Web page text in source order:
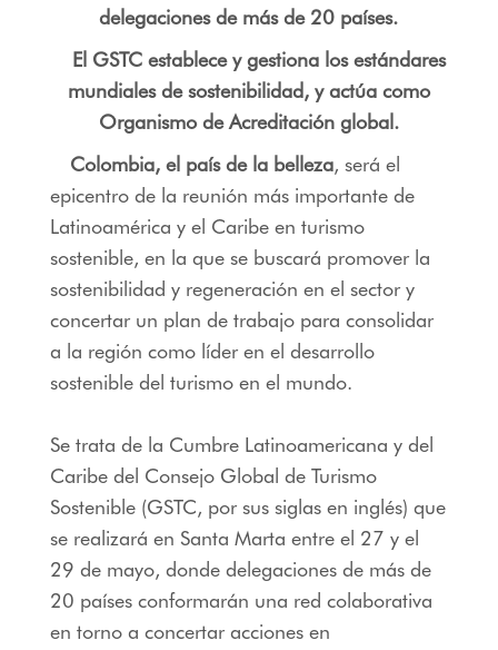
delegaciones de más de 20 países.
El GSTC establece y gestiona los estándares
mundiales de sostenibilidad, y actúa como
Organismo de Acreditación global.
Colombia, el país de la belleza, será el
epicentro de la reunión más importante de
Latinoamérica y el Caribe en turismo
sostenible, en la que se buscará promover la
sostenibilidad y regeneración en el sector y
concertar un plan de trabajo para consolidar
a la región como líder en el desarrollo
sostenible del turismo en el mundo.
Se trata de la Cumbre Latinoamericana y del
Caribe del Consejo Global de Turismo
Sostenible (GSTC, por sus siglas en inglés) que
se realizará en Santa Marta entre el 27 y el
29 de mayo, donde delegaciones de más de
20 países conformarán una red colaborativa
en torno a concertar acciones en